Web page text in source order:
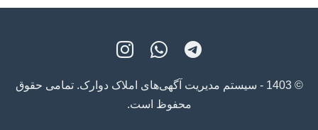
© 1403 - سیستم مدیریت آگهی‌های املاک دوارک. تمامی حقوق
محفوظ است.